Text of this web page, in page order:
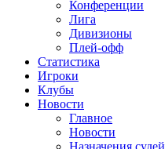
Конференции
Лига
Дивизионы
Плей-офф
Статистика
Игроки
Клубы
Новости
Главное
Новости
Назначения судей